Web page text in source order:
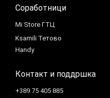
Соработници
Mi Store ГТЦ
Ksamili Тетово
Handy
Контакт и поддршка
+389 75 405 885